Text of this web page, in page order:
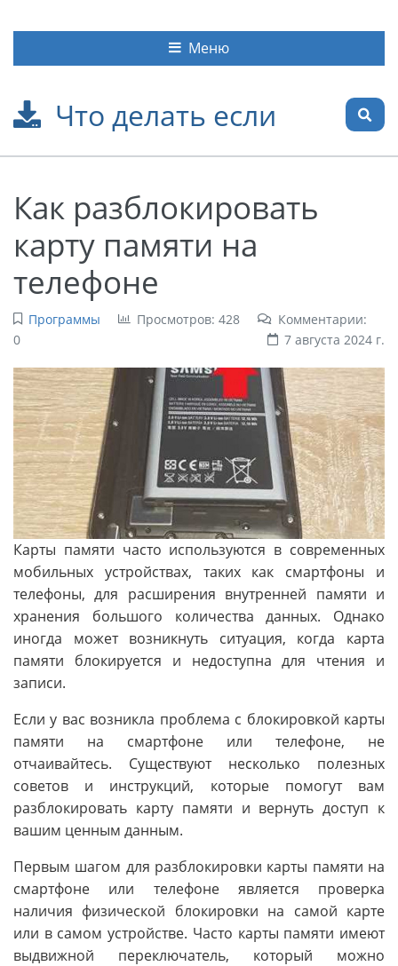
Что делать если
Меню
Как разблокировать
карту памяти на
телефоне
Программы Просмотров: 428
Комментарии:
0
7 августа 2024 г.
Карты памяти часто используются в современных
мобильных устройствах, таких как смартфоны и
телефоны, для расширения внутренней памяти и
хранения большого количества данных. Однако
иногда может возникнуть ситуация, когда карта
памяти блокируется и недоступна для чтения и
записи.
Если у вас возникла проблема с блокировкой карты
памяти на смартфоне или телефоне, не
отчаивайтесь. Существуют несколько полезных
советов и инструкций, которые помогут вам
разблокировать карту памяти и вернуть доступ к
вашим ценным данным.
Первым шагом для разблокировки карты памяти на
смартфоне или телефоне является проверка
наличия физической блокировки на самой карте
или в самом устройстве. Часто карты памяти имеют
выдвижной переключатель, который можно